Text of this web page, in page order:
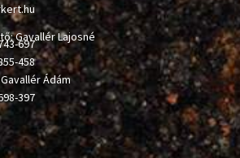
Gavallér Lajosné
697
458
Ádám
397